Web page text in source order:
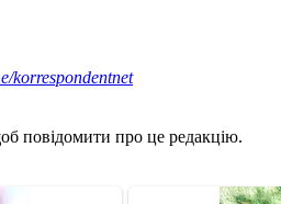
korrespondentnet
повідомити про це редакцію.